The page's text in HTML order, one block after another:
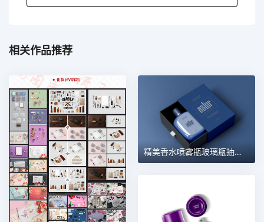
相关作品推荐
精美香水喷雾瓶玻璃瓶抽屉纸盒包装盒礼品盒样机 第167期